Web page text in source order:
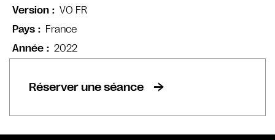
Version
VO FR
Pays
France
Année
2022
Réserver une séance